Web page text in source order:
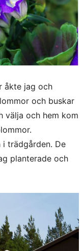
åkte jag och
och buskar
välja och hem kom
i trädgården. De
planterade och